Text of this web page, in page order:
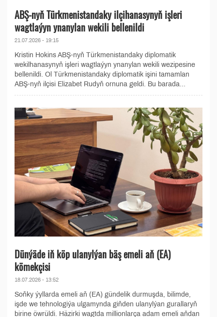
ABŞ-nyň Türkmenistandaky ilçihanasynyň işleri
wagtlaýyn ynanylan wekili bellenildi
21.07.2026 - 19:15
Kristin Hokins ABŞ-nyň Türkmenistandaky diplomatik
wekilhanasynyň işleri wagtlaýyn ynanylan wekili wezipesine
bellenildi. Ol Türkmenistandaky diplomatik işini tamamlan
ABŞ-nyň ilçisi Elizabet Rudyň ornuna geldi. Bu barada...
Dünýäde iň köp ulanylýan bäş emeli aň (EA)
kömekçisi
18.07.2026 - 13:52
Soňky ýyllarda emeli aň (EA) gündelik durmuşda, bilimde,
işde we tehnologiýa ulgamynda giňden ulanylýan gurallaryň
birine öwrüldi. Häzirki wagtda millionlarça adam emeli aňdan